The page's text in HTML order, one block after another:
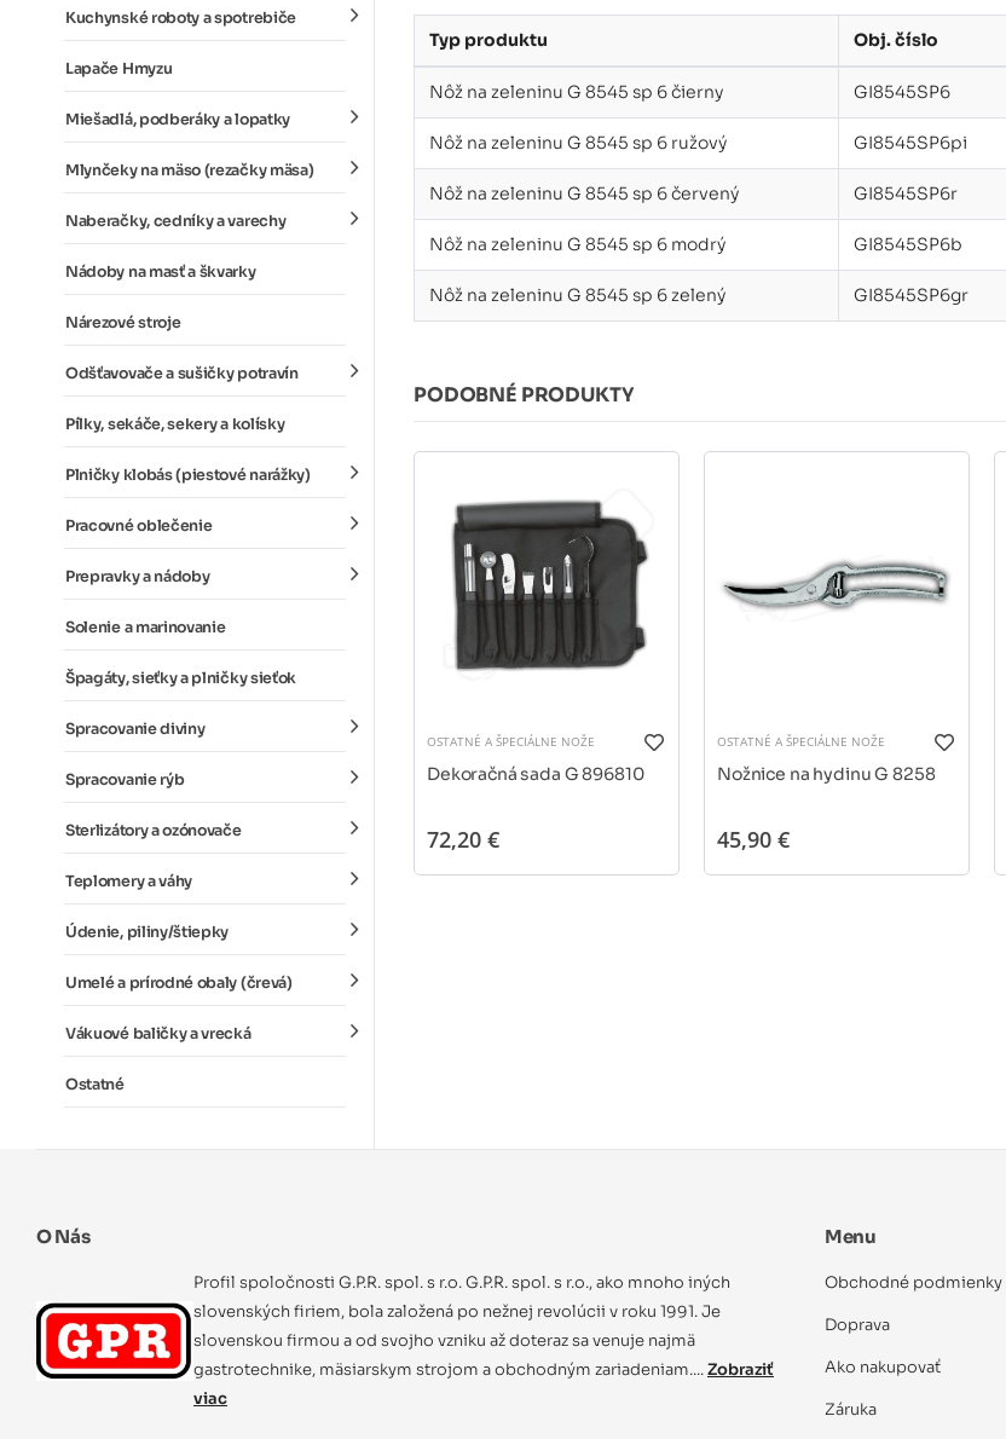
Kuchynské roboty a spotrebiče
Lapače Hmyzu
Miešadlá, podberáky a lopatky
Mlynčeky na mäso (rezačky mäsa)
Naberačky, cedníky a varechy
Nádoby na masť a škvarky
Nárezové stroje
Odšťavovače a sušičky potravín
Pílky, sekáče, sekery a kolísky
Plničky klobás (piestové narážky)
Pracovné oblečenie
Prepravky a nádoby
Solenie a marinovanie
Špagáty, sieťky a plničky sieťok
Spracovanie diviny
Spracovanie rýb
Sterlizátory a ozónovače
Teplomery a váhy
Údenie, piliny/štiepky
Umelé a prírodné obaly (črevá)
Vákuové baličky a vrecká
Ostatné
Typ produktu Obj. číslo
Nôž na zeleninu G 8545 sp 6 čierny GI8545SP6
Nôž na zeleninu G 8545 sp 6 ružový GI8545SP6pi
Nôž na zeleninu G 8545 sp 6 červený GI8545SP6r
Nôž na zeleninu G 8545 sp 6 modrý GI8545SP6b
Nôž na zeleninu G 8545 sp 6 zelený GI8545SP6gr
PODOBNÉ PRODUKTY
OSTATNÉ A ŠPECIÁLNE NOŽE
Dekoračná sada G 896810
72,20 €
OSTATNÉ A ŠPECIÁLNE NOŽE
Nožnice na hydinu G 8258
45,90 €
O Nás
Profil spoločnosti G.P.R. spol. s r.o. G.P.R. spol. s r.o., ako mnoho iných
slovenských firiem, bola založená po nežnej revolúcii v roku 1991. Je
slovenskou firmou a od svojho vzniku až doteraz sa venuje najmä
gastrotechnike, mäsiarskym strojom a obchodným zariadeniam....Zobraziť
viac
Menu
Obchodné podmienky
Doprava
Ako nakupovať
Záruka